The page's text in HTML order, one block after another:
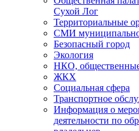
Сухой Лог
Территориальные
СМИ
Безопасный город
Экология
НКО,
ЖКХ
Социальная сфера
Транспортное
Информация о
деятельности по